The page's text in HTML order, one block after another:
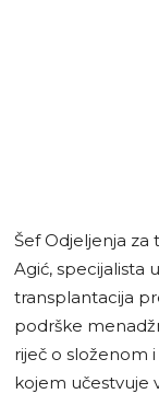
Šef Odjeljenja za
Agić, specijalista
transplantacija
podrške
riječ o složenom
kojem učestvuje